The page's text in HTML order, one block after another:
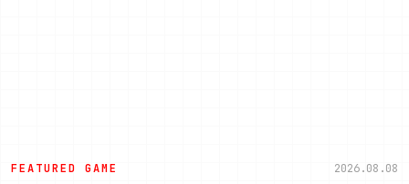
FEATURED GAME 2026.08.08